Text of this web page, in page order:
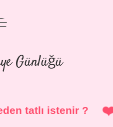
Günlüğü
tatlı istenir ?